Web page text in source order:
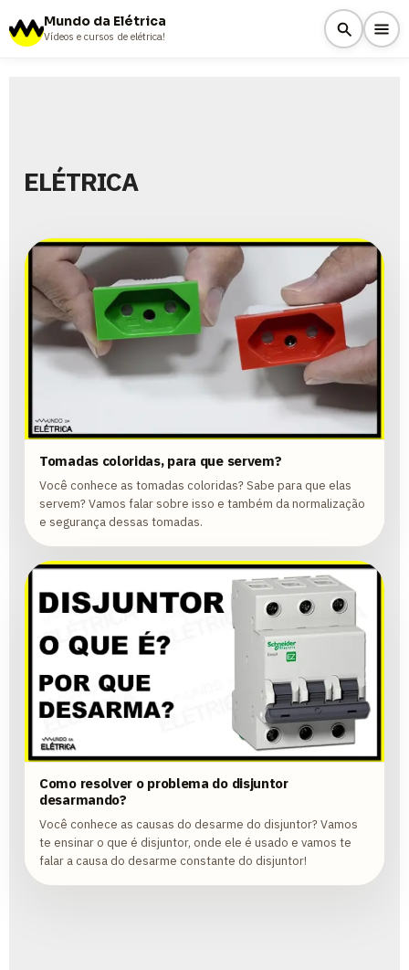
Mundo da Elétrica
Vídeos e cursos de elétrica!
ELÉTRICA
Tomadas coloridas, para que servem?
Você conhece as tomadas coloridas? Sabe para que elas
servem? Vamos falar sobre isso e também da normalização
e segurança dessas tomadas.
Como resolver o problema do disjuntor
desarmando?
Você conhece as causas do desarme do disjuntor? Vamos
te ensinar o que é disjuntor, onde ele é usado e vamos te
falar a causa do desarme constante do disjuntor!